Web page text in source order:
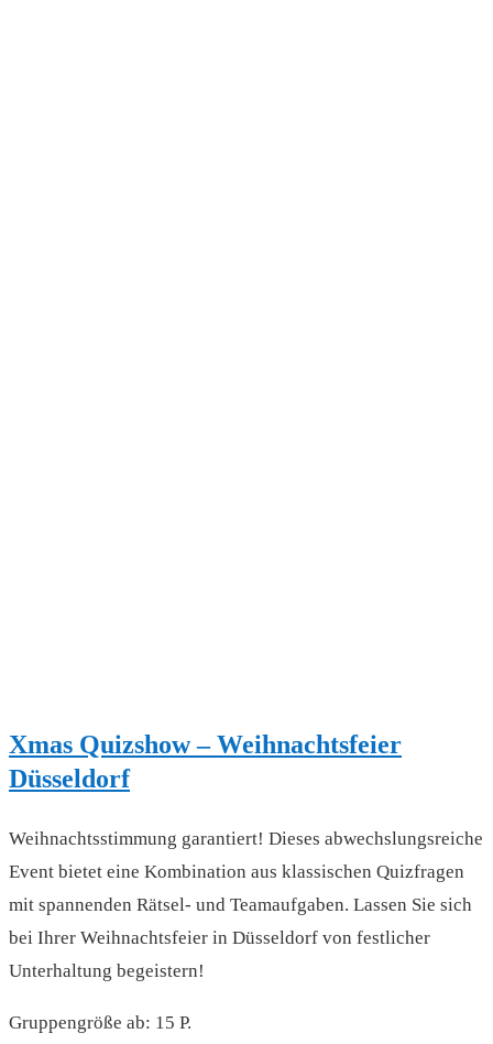
Xmas Quizshow – Weihnachtsfeier
Düsseldorf
Weihnachtsstimmung garantiert! Dieses abwechslungsreiche
Event bietet eine Kombination aus klassischen Quizfragen
mit spannenden Rätsel- und Teamaufgaben. Lassen Sie sich
bei Ihrer Weihnachtsfeier in Düsseldorf von festlicher
Unterhaltung begeistern!
Gruppengröße ab: 15 P.